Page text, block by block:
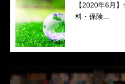
【2020年6月
料・保険...